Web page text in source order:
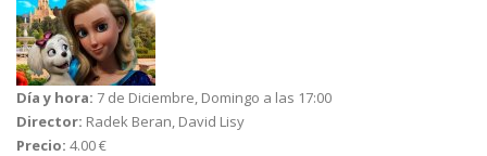
Día y hora: 7 de Diciembre, Domingo a las 17:00
Director: Radek Beran, David Lisy
Precio: 4.00 €